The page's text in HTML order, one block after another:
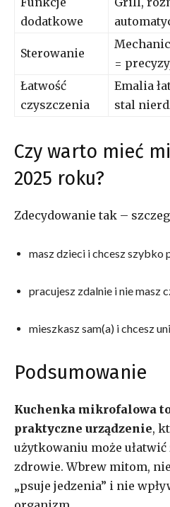
dodatkowe
Sterowanie
=
Łatwość
czyszczenia
Emalia
stal
Czy warto mieć
2025 roku?
Zdecydowanie tak –
masz dzieci i chcesz szybko
pracujesz zdalnie i nie masz
mieszkasz sam(a) i chcesz
Podsumowanie
Kuchenka mikrofalowa
praktyczne urządzenie,
użytkowaniu może ułatwić
zdrowie. Wbrew mitom,
„psuje jedzenia” i nie